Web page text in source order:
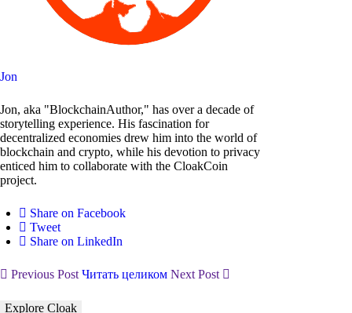
Jon
Jon, aka "BlockchainAuthor," has over a decade of
storytelling experience. His fascination for
decentralized economies drew him into the world of
blockchain and crypto, while his devotion to privacy
enticed him to collaborate with the CloakCoin
project.
Share on Facebook
Tweet
Share on LinkedIn
Previous Post Читать целиком Next Post
Explore Cloak